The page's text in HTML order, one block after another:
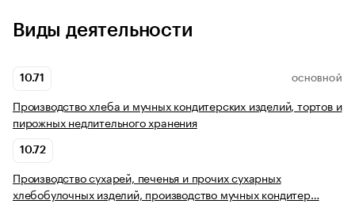
Виды деятельности
10.71 ОСНОВНОЙ
Производство хлеба и мучных кондитерских изделий, тортов и
пирожных недлительного хранения
10.72
Производство сухарей, печенья и прочих сухарных
хлебобулочных изделий, производство мучных кондитер…